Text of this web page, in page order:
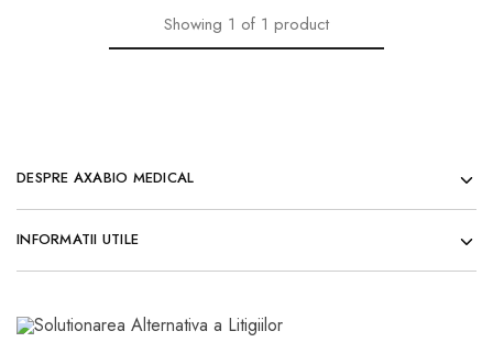
Showing 1 of 1 product
DESPRE AXABIO MEDICAL
INFORMATII UTILE